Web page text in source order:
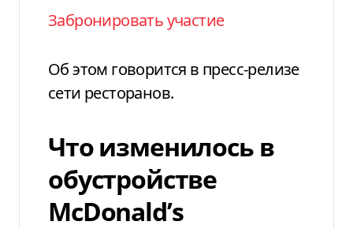
Забронировать участие
Об этом говорится в пресс-релизе
сети ресторанов.
Что изменилось в
обустройстве
McDonald’s